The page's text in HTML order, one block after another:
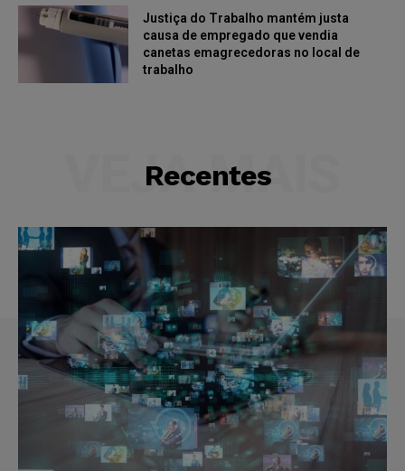
Justiça do Trabalho mantém justa
causa de empregado que vendia
canetas emagrecedoras no local de
trabalho
Recentes
VEJA MAIS